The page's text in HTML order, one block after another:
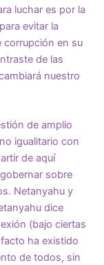
luchar es por la
evitar la
corrupción en su
de las
nuestro
de amplio
igualitario con
de aquí
sobre
Netanyahu y
dice
(bajo ciertas
ha existido
de todos, sin